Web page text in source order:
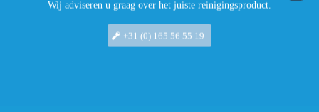
Over ons
Wij adviseren u graag over het juiste reinigingsproduct.
+31 (0) 165 56 55 19